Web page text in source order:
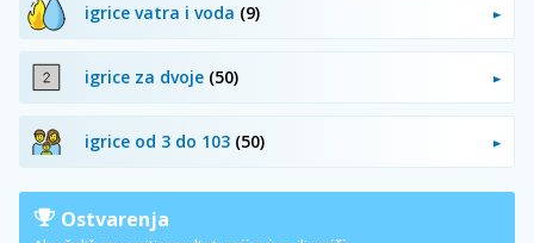
igrice vatra i voda (9)
igrice za dvoje (50)
igrice od 3 do 103 (50)
Ostvarenja